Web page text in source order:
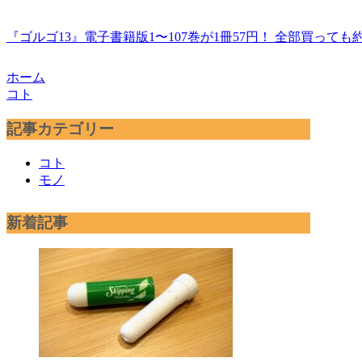
『ゴルゴ13』電子書籍版1〜107巻が1冊57円！ 全部買っても
ホーム
コト
記事カテゴリー
コト
モノ
新着記事